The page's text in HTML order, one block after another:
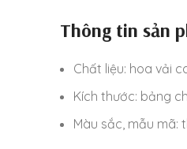
Thông tin sản
Chất liệu: hoa vải
Kích thước: bảng
Màu sắc, mẫu mã: